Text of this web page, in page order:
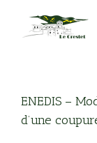
contenu
ENEDIS –
d’une